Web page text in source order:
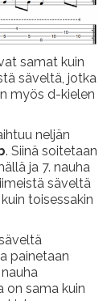
samat kuin
säveltä, jotka
myös d-kielen
neljän
. Siinä soitetaan
ja 7. nauha
säveltä
toisessakin
painetaan
on sama kuin